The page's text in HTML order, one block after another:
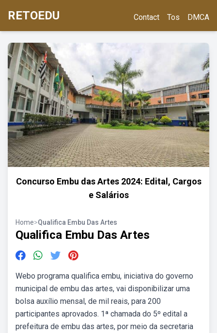
RETOEDU Contact Tos DMCA
Concurso Embu das Artes 2024: Edital, Cargos
e Salários
Home>Qualifica Embu Das Artes
Qualifica Embu Das Artes
Webo programa qualifica embu, iniciativa do governo
municipal de embu das artes, vai disponibilizar uma
bolsa auxílio mensal, de mil reais, para 200
participantes aprovados. 1ª chamada do 5º edital a
prefeitura de embu das artes, por meio da secretaria